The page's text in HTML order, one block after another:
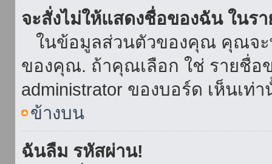
จะสั่งไม่ให้แสดงชื่อของฉัน ในร
ในข้อมูลส่วนตัวของคุณ คุณจะ
ของคุณ. ถ้าคุณเลือก ใช่ รายชื่
administrator ของบอร์ด เห็นเ
ข้างบน
ฉันลืม รหัสผ่าน!